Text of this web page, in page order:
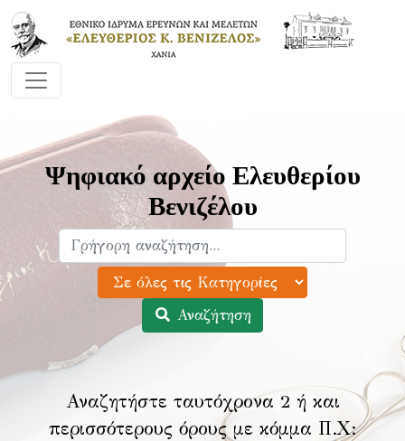
Ψηφιακό αρχείο Ελευθερίου
Βενιζέλου
Αναζήτηση
Αναζητήστε ταυτόχρονα 2 ή και
περισσότερους όρους με κόμμα Π.Χ: